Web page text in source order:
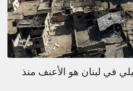
في لبنان هو الأعنف منذ